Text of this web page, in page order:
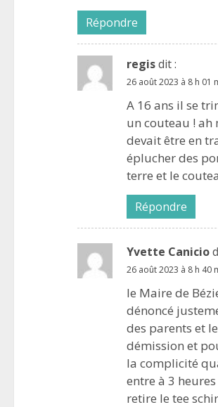
Répondre
regisdit :
26 août 2023 à 8 h 01
A 16 ans il se
un couteau ! ah
devait être en
éplucher des
terre et le
Répondre
Yvette Canicio
26 août 2023 à 8 h 40
le Maire de
dénoncé
des parents et
démission et
la complicité
entre à 3
retire le tee